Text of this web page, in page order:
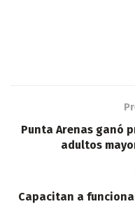
Punta Arenas ganó
adultos
Capacitan a